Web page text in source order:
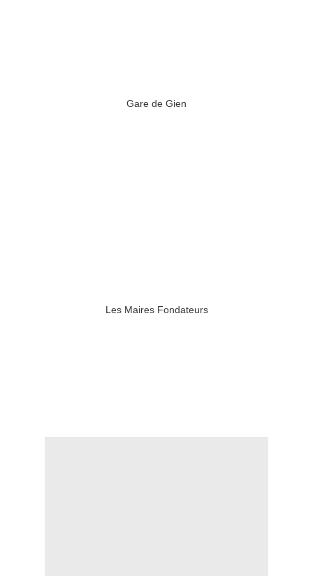
Gare de Gien
Les Maires Fondateurs